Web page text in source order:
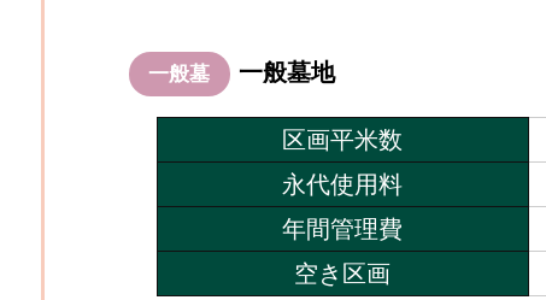
一般墓 一般墓地
区画平米数
永代使用料
年間管理費
空き区画